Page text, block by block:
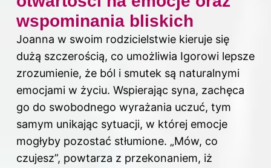
wspominania bliskich
Joanna w swoim rodzicielstwie kieruje się
dużą szczerością, co umożliwia Igorowi lepsze
zrozumienie, że ból i smutek są naturalnymi
emocjami w życiu. Wspierając syna, zachęca
go do swobodnego wyrażania uczuć, tym
samym unikając sytuacji, w której emocje
mogłyby pozostać stłumione. „Mów, co
czujesz”, powtarza z przekonaniem, iż